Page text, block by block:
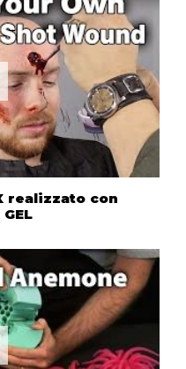
realizzato con